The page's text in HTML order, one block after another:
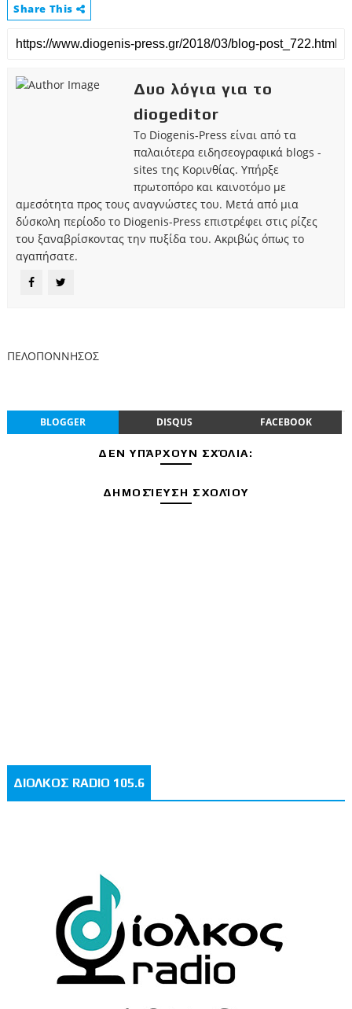
Share This
Δυο λόγια για το
diogeditor
Το Diogenis-Press είναι από τα
παλαιότερα ειδησεογραφικά blogs -
sites της Κορινθίας. Υπήρξε
πρωτοπόρο και καινοτόμο με
αμεσότητα προς τους αναγνώστες του. Μετά από μια
δύσκολη περίοδο το Diogenis-Press επιστρέφει στις ρίζες
του ξαναβρίσκοντας την πυξίδα του. Ακριβώς όπως το
αγαπήσατε.
ΠΕΛΟΠΟΝΝΗΣΟΣ
BLOGGER DISQUS FACEBOOK
ΔΕΝ ΥΠΆΡΧΟΥΝ ΣΧΌΛΙΑ:
ΔΗΜΟΣΊΕΥΣΗ ΣΧΟΛΊΟΥ
ΔΙΟΛΚΟΣ RADIO 105.6